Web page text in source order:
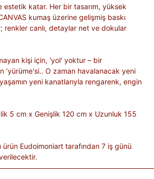
estetik katar. Her bir tasarım, yüksek
kumaş üzerine gelişmiş baskı
renkler canlı, detaylar net ve dokular
kişi için, 'yol' yoktur – bir
‘yürüme'si.. O zaman havalanacak yeni
yeni kanatlarıyla rengarenk, engin
5 cm x Genişlik 120 cm x Uzunluk 155
ürün Eudoimoniart tarafından 7 iş günü